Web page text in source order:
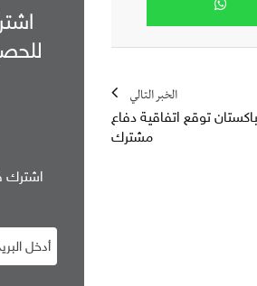
الخبر التالي
توقع اتفاقية دفاع
مشترك
اشترك